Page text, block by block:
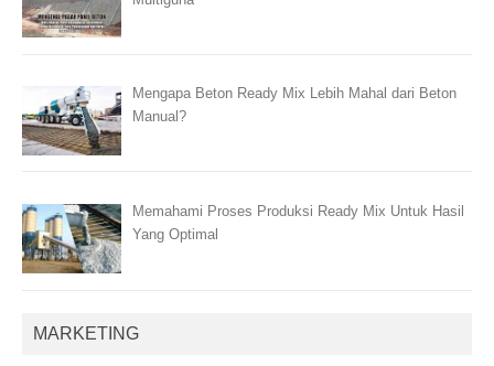
Mengapa Beton Ready Mix Lebih Mahal dari Beton
Manual?
Memahami Proses Produksi Ready Mix Untuk Hasil
Yang Optimal
MARKETING